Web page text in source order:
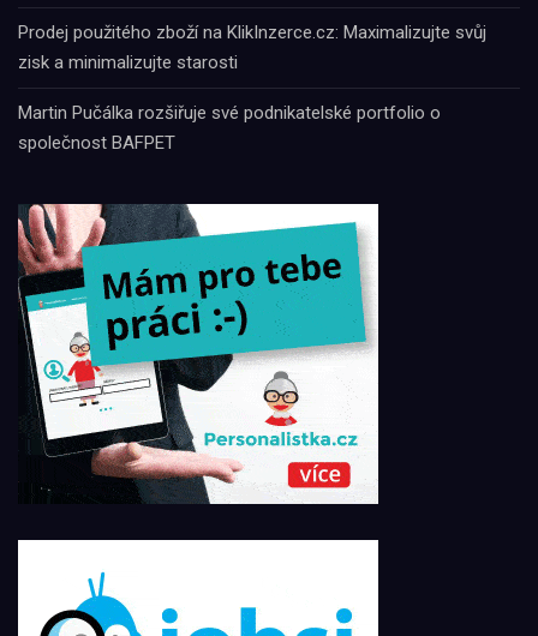
Prodej použitého zboží na KlikInzerce.cz: Maximalizujte svůj
zisk a minimalizujte starosti
Martin Pučálka rozšiřuje své podnikatelské portfolio o
společnost BAFPET